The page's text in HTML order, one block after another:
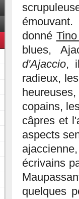
donné
blues,
d'Ajaccio,
radieux,
copains,
câpres et
aspects
écrivains
quelques